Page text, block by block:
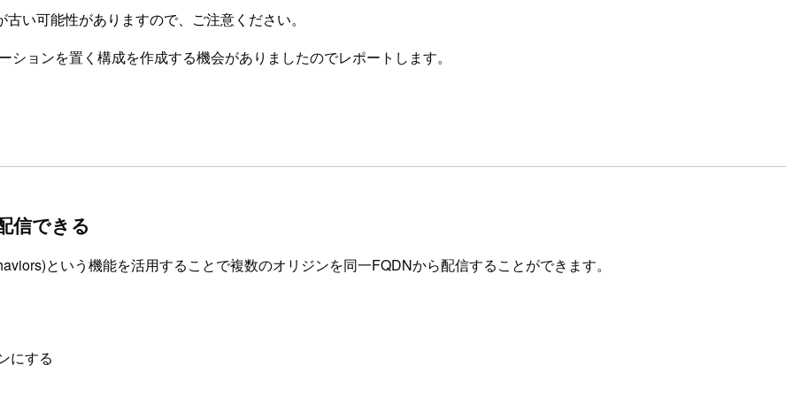
い可能性がありますので、ご注意ください。
ョンを置く構成を作成する機会がありましたのでレポートします。
信できる
という機能を活用することで複数のオリジンを同一FQDNから配信することができます。
にする